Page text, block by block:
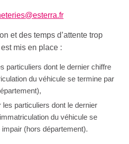
et des temps d’attente trop
mis en place :
particuliers dont le dernier chiffre
du véhicule se termine par
particuliers dont le dernier
du véhicule se
(hors département).